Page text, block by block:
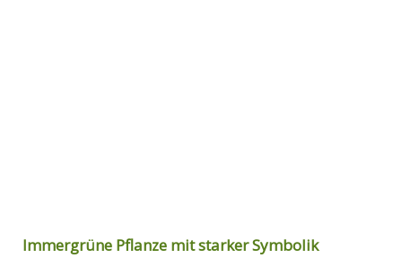
Immergrüne Pflanze mit starker Symbolik